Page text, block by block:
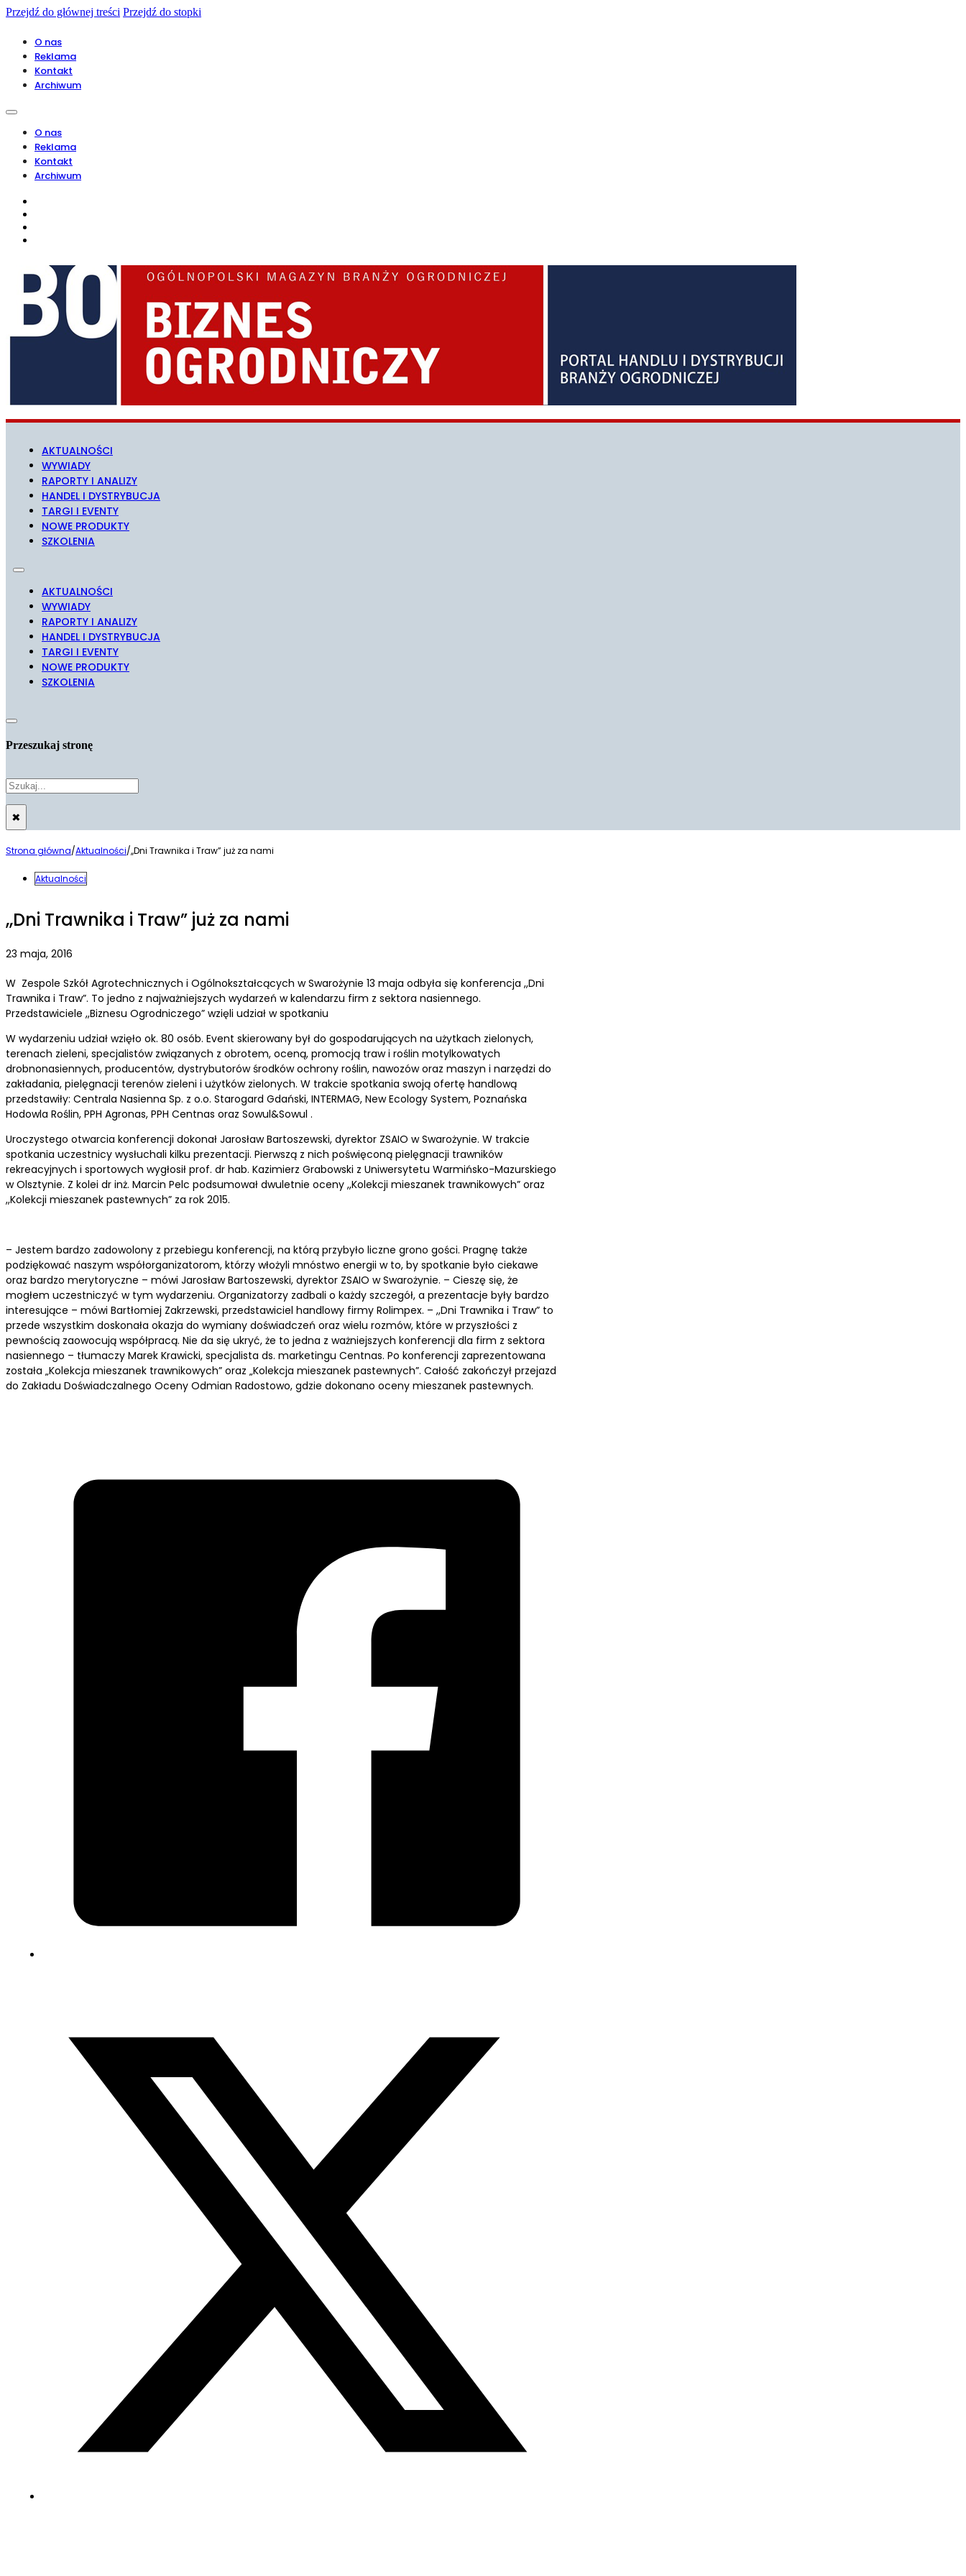
Przejdź do głównej treści Przejdź do stopki
O nas
Reklama
Kontakt
Archiwum
O nas
Reklama
Kontakt
Archiwum
AKTUALNOŚCI
WYWIADY
RAPORTY I ANALIZY
HANDEL I DYSTRYBUCJA
TARGI I EVENTY
NOWE PRODUKTY
SZKOLENIA
AKTUALNOŚCI
WYWIADY
RAPORTY I ANALIZY
HANDEL I DYSTRYBUCJA
TARGI I EVENTY
NOWE PRODUKTY
SZKOLENIA
Przeszukaj stronę
Szukaj
×
Strona główna/Aktualności/,,Dni Trawnika i Traw” już za nami
Aktualności
,,Dni Trawnika i Traw” już za nami
23 maja, 2016
W Zespole Szkół Agrotechnicznych i Ogólnokształcących w Swarożynie 13 maja odbyła się konferencja ,,Dni
Trawnika i Traw”. To jedno z najważniejszych wydarzeń w kalendarzu firm z sektora nasiennego.
Przedstawiciele ,,Biznesu Ogrodniczego” wzięli udział w spotkaniu
W wydarzeniu udział wzięło ok. 80 osób. Event skierowany był do gospodarujących na użytkach zielonych,
terenach zieleni, specjalistów związanych z obrotem, oceną, promocją traw i roślin motylkowatych
drobnonasiennych, producentów, dystrybutorów środków ochrony roślin, nawozów oraz maszyn i narzędzi do
zakładania, pielęgnacji terenów zieleni i użytków zielonych. W trakcie spotkania swoją ofertę handlową
przedstawiły: Centrala Nasienna Sp. z o.o. Starogard Gdański, INTERMAG, New Ecology System, Poznańska
Hodowla Roślin, PPH Agronas, PPH Centnas oraz Sowul&Sowul .
Uroczystego otwarcia konferencji dokonał Jarosław Bartoszewski, dyrektor ZSAIO w Swarożynie. W trakcie
spotkania uczestnicy wysłuchali kilku prezentacji. Pierwszą z nich poświęconą pielęgnacji trawników
rekreacyjnych i sportowych wygłosił prof. dr hab. Kazimierz Grabowski z Uniwersytetu Warmińsko-Mazurskiego
w Olsztynie. Z kolei dr inż. Marcin Pelc podsumował dwuletnie oceny ,,Kolekcji mieszanek trawnikowych” oraz
,,Kolekcji mieszanek pastewnych” za rok 2015.
– Jestem bardzo zadowolony z przebiegu konferencji, na którą przybyło liczne grono gości. Pragnę także
podziękować naszym współorganizatorom, którzy włożyli mnóstwo energii w to, by spotkanie było ciekawe
oraz bardzo merytoryczne – mówi Jarosław Bartoszewski, dyrektor ZSAIO w Swarożynie. – Cieszę się, że
mogłem uczestniczyć w tym wydarzeniu. Organizatorzy zadbali o każdy szczegół, a prezentacje były bardzo
interesujące – mówi Bartłomiej Zakrzewski, przedstawiciel handlowy firmy Rolimpex. – ,,Dni Trawnika i Traw” to
przede wszystkim doskonała okazja do wymiany doświadczeń oraz wielu rozmów, które w przyszłości z
pewnością zaowocują współpracą. Nie da się ukryć, że to jedna z ważniejszych konferencji dla firm z sektora
nasiennego – tłumaczy Marek Krawicki, specjalista ds. marketingu Centnas. Po konferencji zaprezentowana
została „Kolekcja mieszanek trawnikowych” oraz „Kolekcja mieszanek pastewnych”. Całość zakończył przejazd
do Zakładu Doświadczalnego Oceny Odmian Radostowo, gdzie dokonano oceny mieszanek pastewnych.